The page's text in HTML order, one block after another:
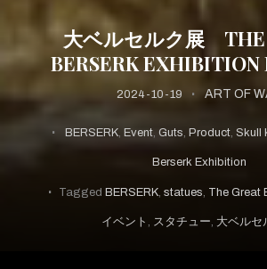
大ベルセルク展 THE
BERSERK EXHIBITION
2024-10-19 ART OF
BERSERK, Event, Guts, Product, Skull
Berserk Exhibition
Tagged BERSERK, statues, The Great
イベント , スタチュー, 大ベルセ